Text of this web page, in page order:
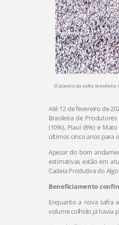
O plantio da safra brasileira
Até 12 de fevereiro de
Brasileira de
(10%), Piauí (8%) e
últimos cinco anos para
Apesar do bom
estimativas estão em
Cadeia Produtiva do
Beneficiamento
Enquanto a nova safra
volume colhido já havia